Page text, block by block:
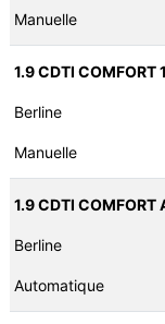
Manuelle
1.9 CDTI
Berline
Manuelle
1.9 CDTI
Berline
Automatique